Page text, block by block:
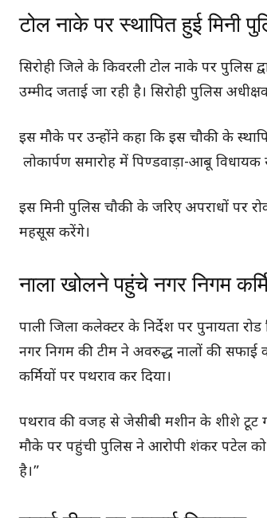
टोल नाके पर स्थापित हुई मिनी
सिरोही जिले के किवरली टोल नाके पर पुलिस
उम्मीद जताई जा रही है। सिरोही पुलिस
इस मौके पर उन्होंने कहा कि इस चौकी के
लोकार्पण समारोह में पिण्डवाड़ा-आबू
इस मिनी पुलिस चौकी के जरिए अपराधों पर
महसूस करेंगे।
नाला खोलने पहुंचे नगर निगम
पाली जिला कलेक्टर के निर्देश पर पुनायता
नगर निगम की टीम ने अवरुद्ध नालों की
कर्मियों पर पथराव कर दिया।
पथराव की वजह से जेसीबी मशीन के शीशे टूट
मौके पर पहुंची पुलिस ने आरोपी शंकर पटेल को
है।”